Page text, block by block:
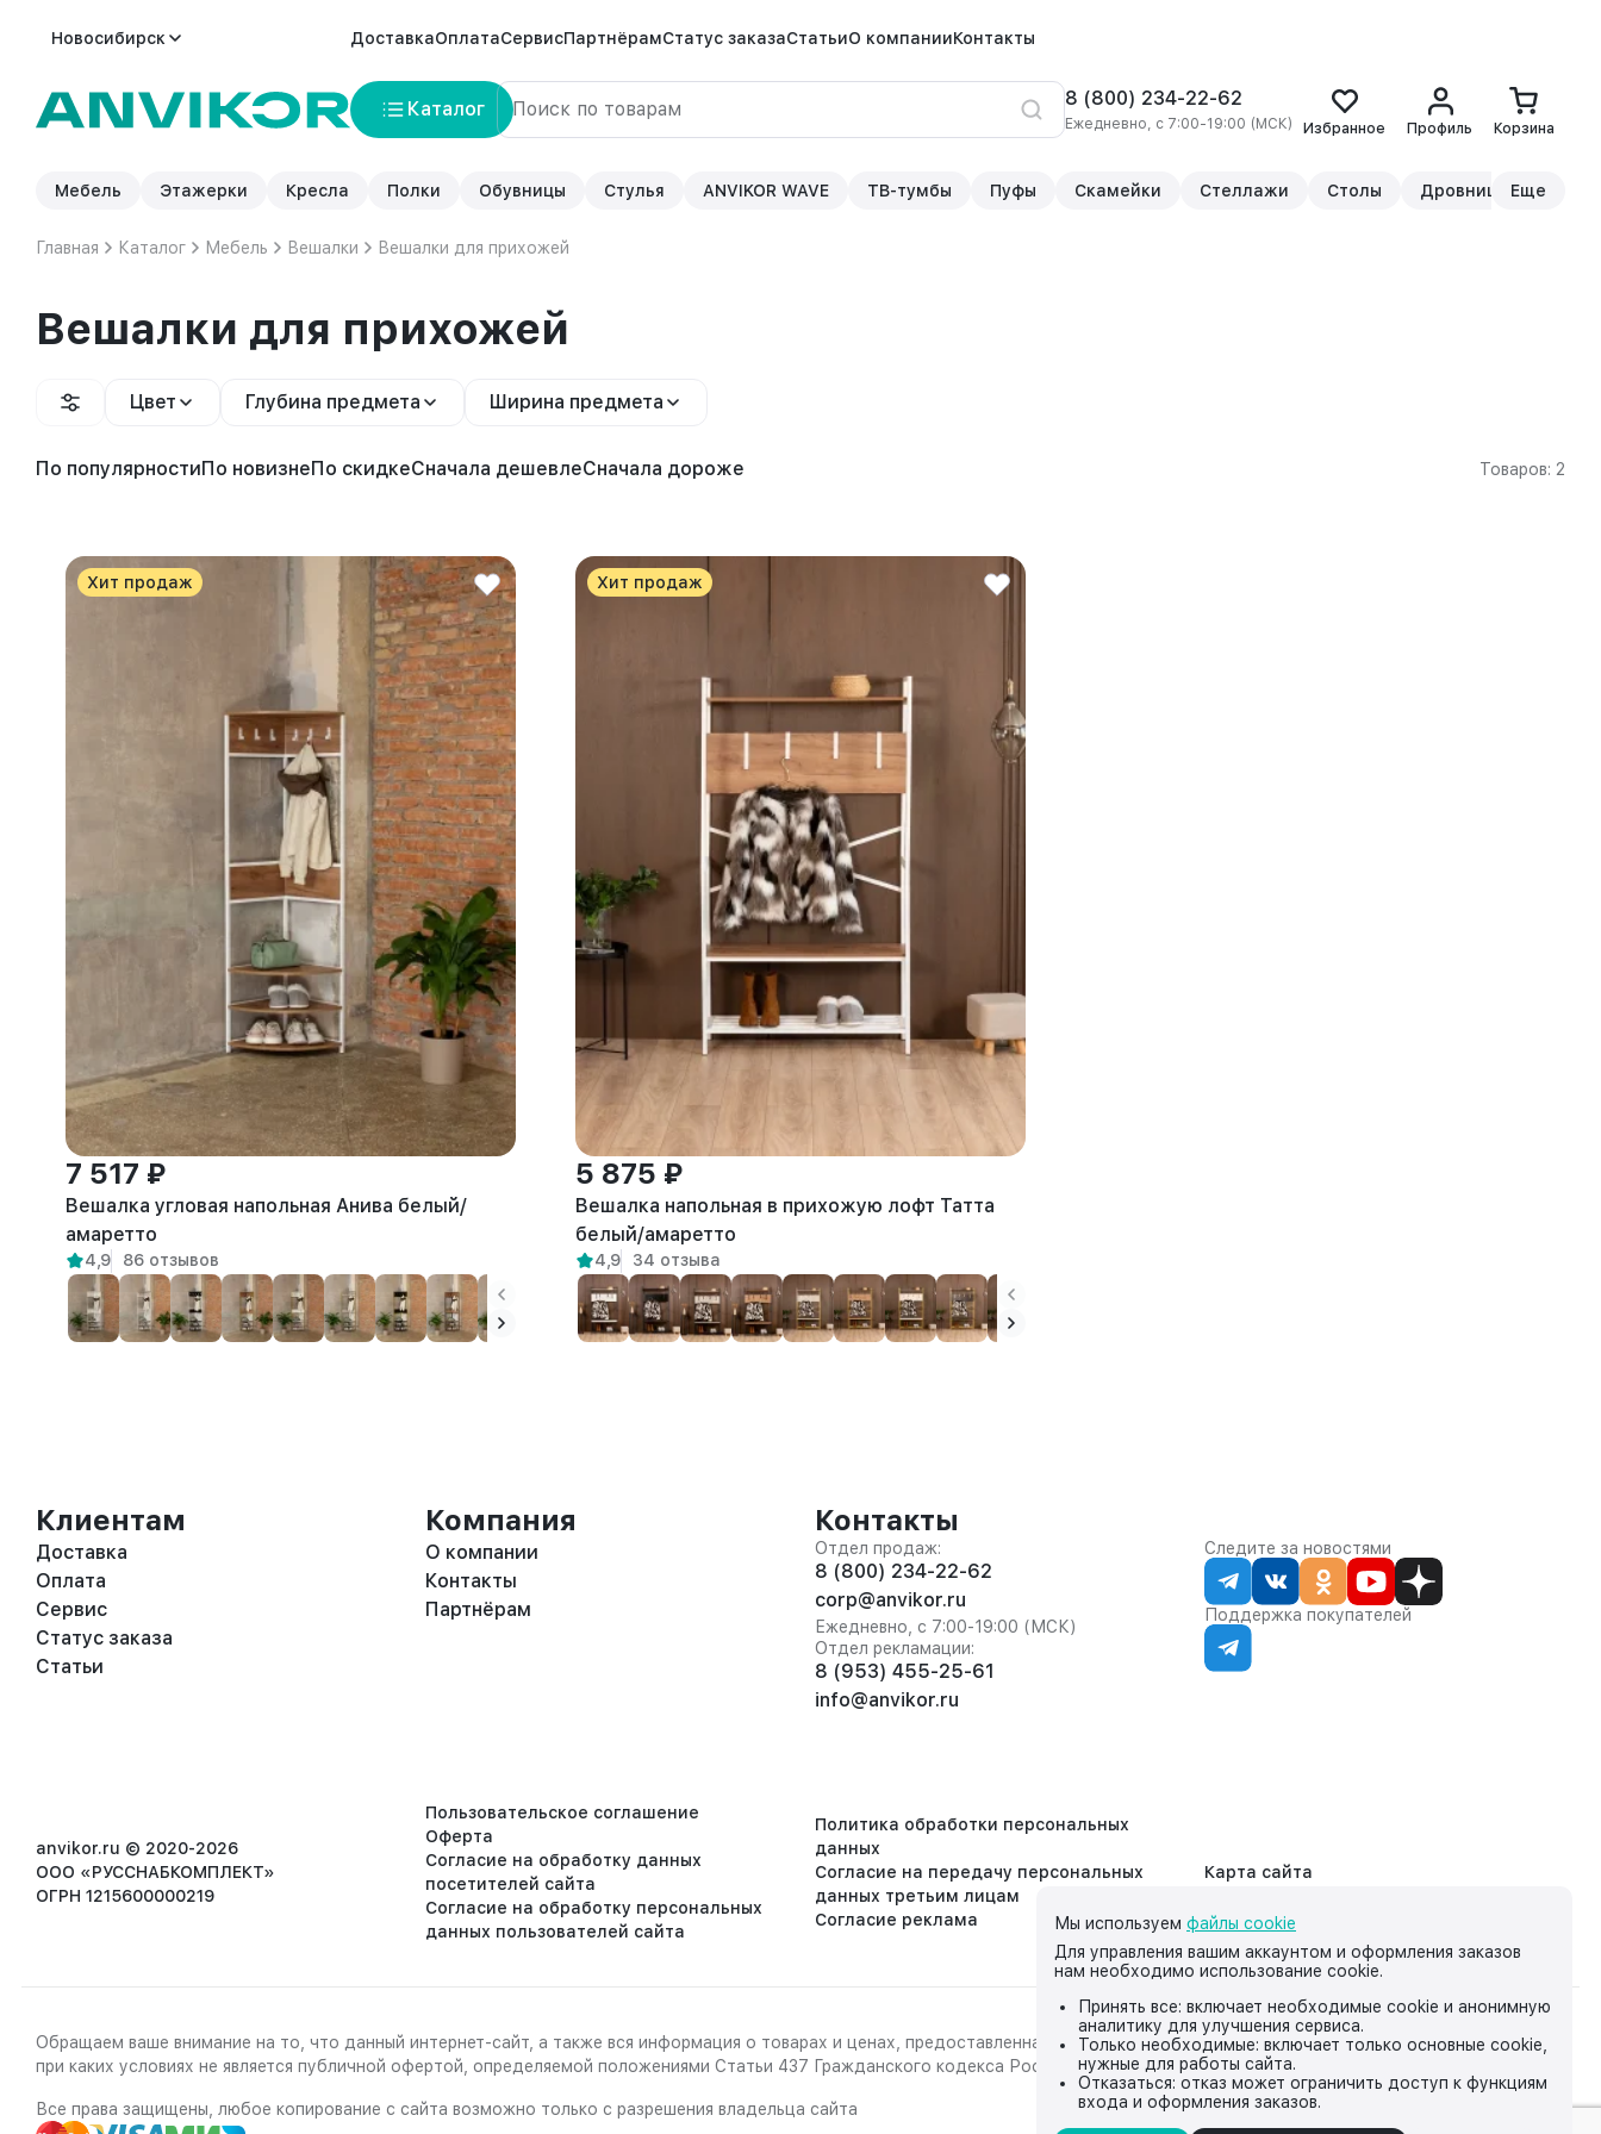
Новосибирск ДоставкаОплатаСервисПартнёрамСтатус заказаСтатьиО компанииКонтакты
Каталог 8 (800) 234-22-62
Ежедневно, с 7:00-19:00 (МСК) Избранное Профиль Корзина
Мебель Этажерки Кресла Полки Обувницы Стулья ANVIKOR WAVE ТВ-тумбы Пуфы Скамейки Стеллажи Столы Дровницы Еще
Главная Каталог Мебель Вешалки Вешалки для прихожей
Вешалки для прихожей
Цвет Глубина предмета Ширина предмета
По популярностиПо новизнеПо скидкеСначала дешевлеСначала дороже Товаров: 2
Хит продаж
7 517 ₽
Вешалка угловая напольная Анива белый/
амаретто
4,9 86 отзывов
Хит продаж
5 875 ₽
Вешалка напольная в прихожую лофт Татта
белый/амаретто
4,9 34 отзыва
Клиентам
Доставка
Оплата
Сервис
Статус заказа
Статьи
Компания
О компании
Контакты
Партнёрам
Контакты
Отдел продаж:
8 (800) 234-22-62
corp@anvikor.ru
Ежедневно, с 7:00-19:00 (МСК)
Отдел рекламации:
8 (953) 455-25-61
info@anvikor.ru
Следите за новостями
Поддержка покупателей
anvikor.ru © 2020-2026
ООО «РУССНАБКОМПЛЕКТ»
ОГРН 1215600000219
Пользовательское соглашение
Оферта
Согласие на обработку данных
посетителей сайта
Согласие на обработку персональных
данных пользователей сайта
Политика обработки персональных
данных
Согласие на передачу персональных
данных третьим лицам
Согласие реклама
Карта сайта
Обращаем ваше внимание на то, что данный интернет-сайт, а также вся информация о товарах и ценах, предоставленная на нём, носит исключительно информационный характер и ни
при каких условиях не является публичной офертой, определяемой положениями Статьи 437 Гражданского кодекса Российской Федерации.
Все права защищены, любое копирование с сайта возможно только с разрешения владельца сайта
Мы используем файлы cookie
Для управления вашим аккаунтом и оформления заказов
нам необходимо использование cookie.
Принять все: включает необходимые cookie и анонимную
аналитику для улучшения сервиса.
Только необходимые: включает только основные cookie,
нужные для работы сайта.
Отказаться: отказ может ограничить доступ к функциям
входа и оформления заказов.